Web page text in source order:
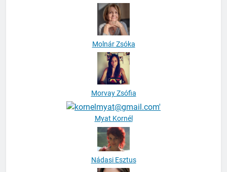
Molnár Zsóka
Morvay Zsófia
Myat Kornél
Nádasi Esztus